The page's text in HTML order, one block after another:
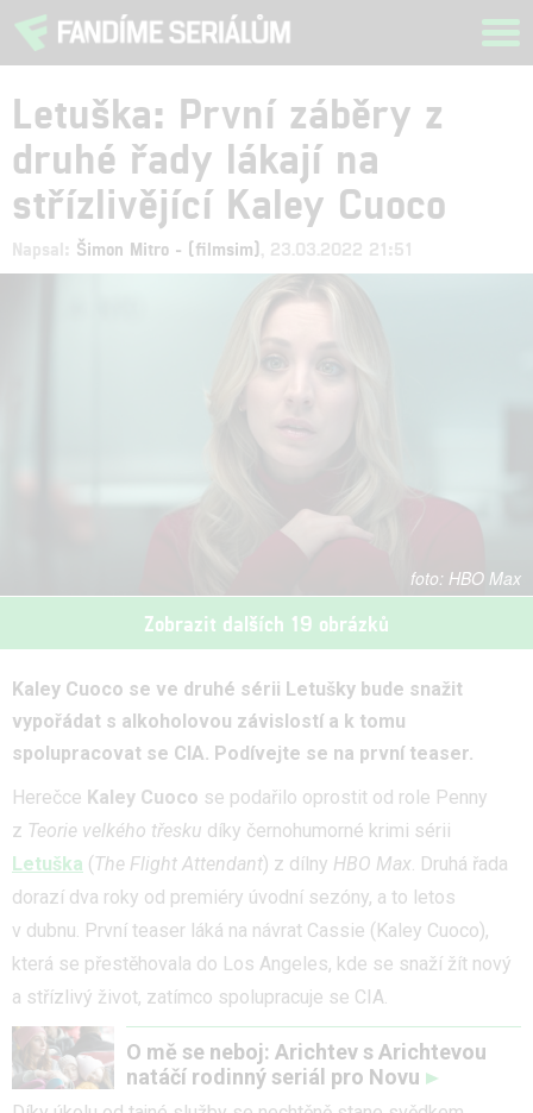
Letuška: První záběry z
druhé řady lákají na
střízlivějící Kaley Cuoco
Napsal: Šimon Mitro - (filmsim) , 23.03.2022 21:51
HBO Max
Zobrazit dalších 19 obrázků
Kaley Cuoco se ve druhé sérii Letušky bude snažit
vypořádat s alkoholovou závislostí a k tomu
spolupracovat se CIA. Podívejte se na první teaser.
Herečce Kaley Cuoco se podařilo oprostit od role Penny
z Teorie velkého třesku díky černohumorné krimi sérii
Letuška (The Flight Attendant) z dílny HBO Max. Druhá řada
dorazí dva roky od premiéry úvodní sezóny, a to letos
v dubnu. První teaser láká na návrat Cassie (Kaley Cuoco),
která se přestěhovala do Los Angeles, kde se snaží žít nový
a střízlivý život, zatímco spolupracuje se CIA.
O mě se neboj: Arichtev s Arichtevou
natáčí rodinný seriál pro Novu